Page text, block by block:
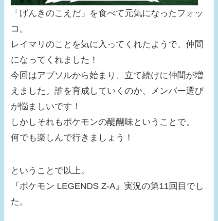
「げんきのこえだ」を食べて元気になったフォッ
コ。
レイマリのことを気に入ってくれたようで、仲間
になってくれました！
今回はアブソルから始まり、立て続けに仲間が増
えました。誰を育成していくのか、メンバー選び
が悩ましいです！
しかしそれもポケモンの醍醐味ということで。
何でも楽しんで行きましょう！
ということで以上。
『ポケモン LEGENDS Z-A』実況の第11回目でし
た。